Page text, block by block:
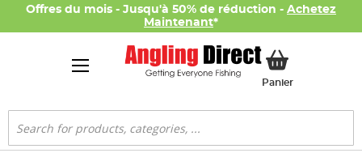
Offres du mois - Jusqu'à 50% de réduction - Achetez
Maintenant*
PanierMon panier
Rechercher